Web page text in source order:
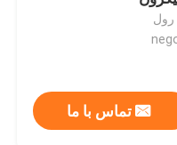
تماس با ما